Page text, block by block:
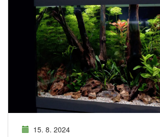
15. 8. 2024